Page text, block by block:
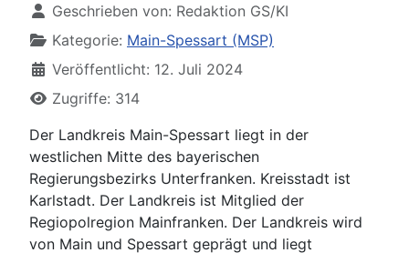
Geschrieben von: Redaktion GS/KI
Kategorie: Main-Spessart (MSP)
Veröffentlicht: 12. Juli 2024
Zugriffe: 314
Der Landkreis Main-Spessart liegt in der
westlichen Mitte des bayerischen
Regierungsbezirks Unterfranken. Kreisstadt ist
Karlstadt. Der Landkreis ist Mitglied der
Regiopolregion Mainfranken. Der Landkreis wird
von Main und Spessart geprägt und liegt